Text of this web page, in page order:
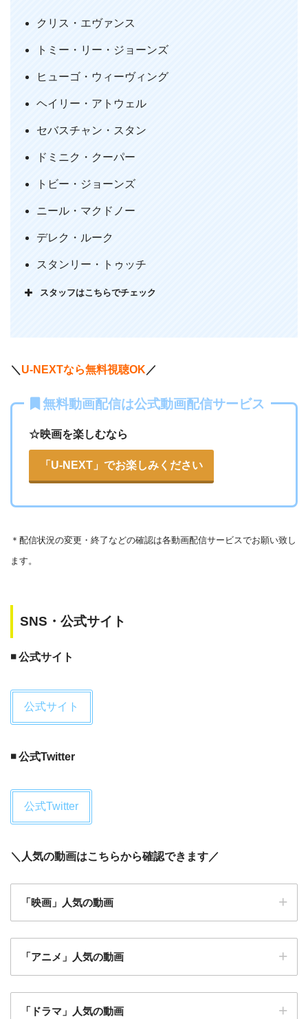
子供には難しいかもしれません。ただ、アベンジャーズを語る
うえでキャプテンアメリカがどのように誕生したのかは非常に
ます。激渋なキャプテンアメリカの世界を是非堪能してくださ
クリス・エヴァンス
トミー・リー・ジョーンズ
ヒューゴ・ウィーヴィング
ヘイリー・アトウェル
セバスチャン・スタン
ドミニク・クーパー
トビー・ジョーンズ
ニール・マクドノー
デレク・ルーク
スタンリー・トゥッチ
スタッフはこちらでチェック
＼ U-NEXTなら無料視聴OK ／
無料動画配信は公式動画配信サービス
☆映画を楽しむなら
「U-NEXT」でお楽しみください
＊ 配信状況の変更・終了などの確認は各動画配信サービスでお願い致し
ます。
SNS・公式サイト
◾️ 公式サイト
公式サイト
◾️ 公式Twitter
公式Twitter
＼ 人気の動画はこちらから確認できます／
「映画」人気の動画
仮面ライダーアギト PROJECT G4
忍者戦隊カクレンジャー
「アニメ」人気の動画
魔女の宅急便
「ドラマ」人気の動画